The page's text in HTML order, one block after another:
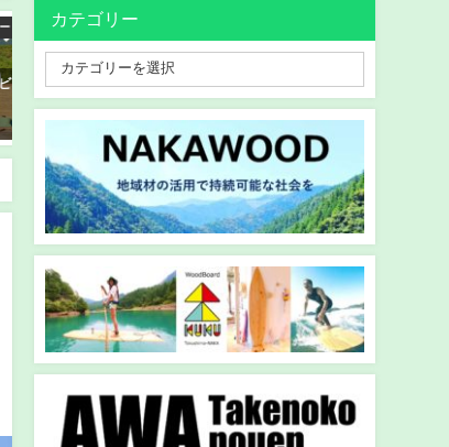
木育サミットin徳島 那賀ウッドは
を行いました
2019年10月13日
徳島文理小学校 社会科学
カテゴリー